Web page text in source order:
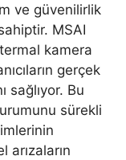
ve güvenilirlik
MSAI
kamera
gerçek
sağlıyor. Bu
sürekli
arızaların